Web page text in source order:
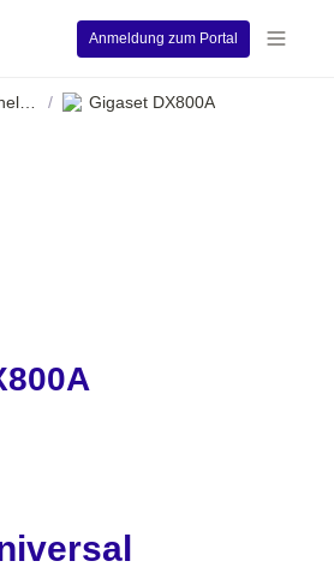
Anmeldung zum Portal
/ Gigaset DX800A